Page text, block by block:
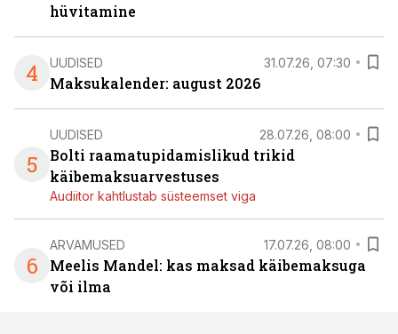
hüvitamine
4 UUDISED 31.07.26, 07:30
Maksukalender: august 2026
5
UUDISED 28.07.26, 08:00
Bolti raamatupidamislikud trikid
käibemaksuarvestuses
Audiitor kahtlustab süsteemset viga
6
ARVAMUSED 17.07.26, 08:00
Meelis Mandel: kas maksad käibemaksuga
või ilma